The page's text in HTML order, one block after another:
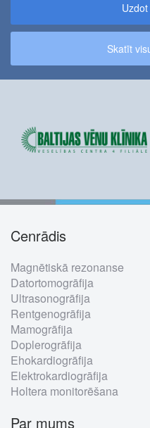
Skatīt
Footer
menu
Cenrādis
Magnētiskā rezonanse
Datortomogrāfija
Ultrasonogrāfija
Rentgenogrāfija
Mamogrāfija
Doplerogrāfija
Ehokardiogrāfija
Elektrokardiogrāfija
Holtera monitorēšana
Par mums